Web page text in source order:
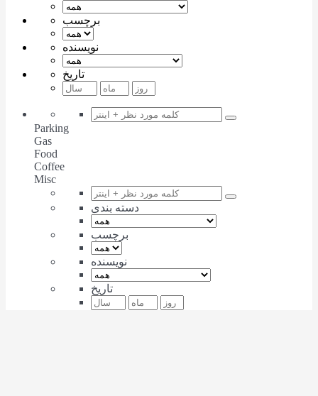
برچسب
نویسنده
تاریخ
Parking
Gas
Food
Coffee
Misc
دسته بندی
برچسب
نویسنده
تاریخ